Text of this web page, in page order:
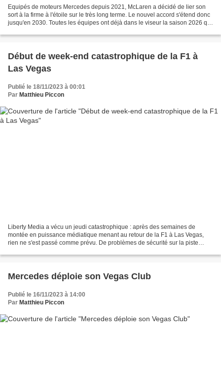
Equipés de moteurs Mercedes depuis 2021, McLaren a décidé de lier son
sort à la firme à l'étoile sur le très long terme. Le nouvel accord s'étend donc
jusqu'en 2030. Toutes les équipes ont déjà dans le viseur la saison 2026 qui
Début de week-end catastrophique de la F1 à
Las Vegas
Publié le 18/11/2023 à 00:01
Par Matthieu Piccon
Liberty Media a vécu un jeudi catastrophique : après des semaines de
montée en puissance médiatique menant au retour de la F1 à Las Vegas,
rien ne s'est passé comme prévu. De problèmes de sécurité sur la piste
Mercedes déploie son Vegas Club
Publié le 16/11/2023 à 14:00
Par Matthieu Piccon